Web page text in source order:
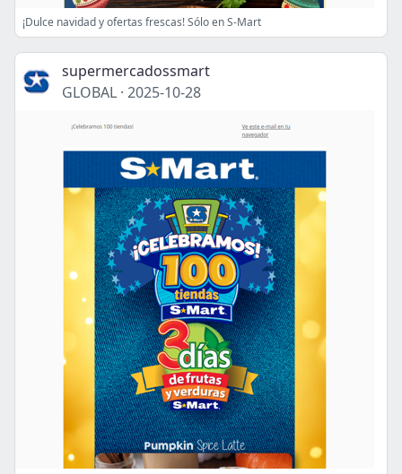
¡Dulce navidad y ofertas frescas! Sólo en S-Mart
supermercadossmart
GLOBAL · 2025-10-28